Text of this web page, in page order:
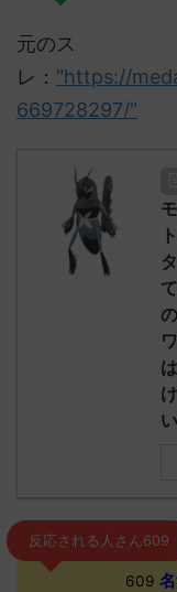
元のス
レ： "https://
669728297/"
反応される人さん609
609